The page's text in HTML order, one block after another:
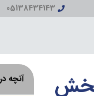
05138434143
بخش
آنچه